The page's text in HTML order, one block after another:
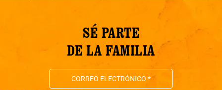
SÉ PARTE
DE LA FAMILIA